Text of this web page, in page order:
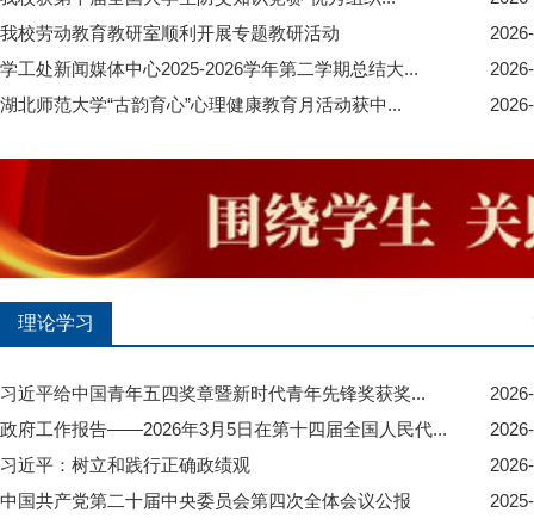
我校劳动教育教研室顺利开展专题教研活动
学工处新闻媒体中心2025-2026学年第二学期总结大...
湖北师范大学“古韵育心”心理健康教育月活动获中...
理论学习
习近平给中国青年五四奖章暨新时代青年先锋奖获奖...
政府工作报告——2026年3月5日在第十四届全国人民代...
习近平：树立和践行正确政绩观
中国共产党第二十届中央委员会第四次全体会议公报